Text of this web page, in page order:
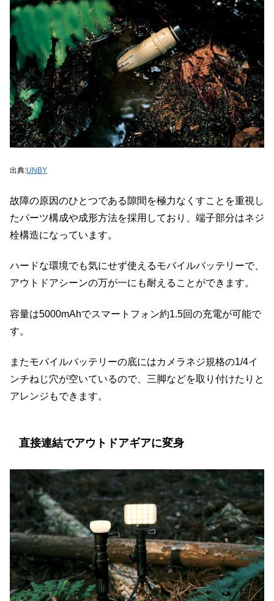
出典:UNBY
故障の原因のひとつである隙間を極力なくすことを重視し
たパーツ構成や成形方法を採用しており、端子部分はネジ
栓構造になっています。
ハードな環境でも気にせず使えるモバイルバッテリーで、
アウトドアシーンの万が一にも耐えることができます。
容量は5000mAhでスマートフォン約1.5回の充電が可能で
す。
またモバイルバッテリーの底にはカメラネジ規格の1/4イ
ンチねじ穴が空いているので、三脚などを取り付けたりと
アレンジもできます。
直接連結でアウトドアギアに変身